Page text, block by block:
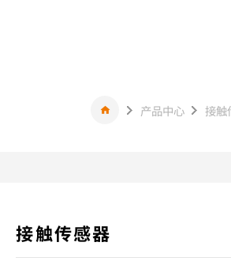
产品中心 接触
接触传感器